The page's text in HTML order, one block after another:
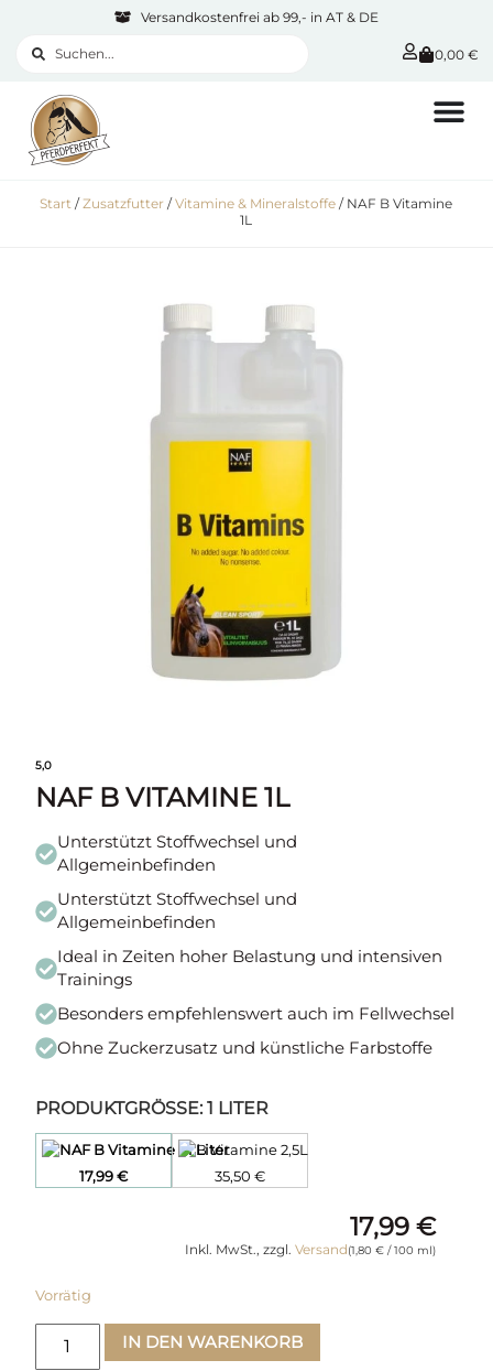
Versandkostenfrei ab 99,- in AT & DE
0,00 €
Start /Zusatzfutter /Vitamine & Mineralstoffe / NAF B Vitamine
1L
5,0
NAF B VITAMINE 1L
Unterstützt Stoffwechsel und
Allgemeinbefinden
Unterstützt Stoffwechsel und
Allgemeinbefinden
Ideal in Zeiten hoher Belastung und intensiven
Trainings
Besonders empfehlenswert auch im Fellwechsel
Ohne Zuckerzusatz und künstliche Farbstoffe
PRODUKTGRÖSSE : 1 LITER
17,99€ 35,50 €
17,99 €
Inkl. MwSt., zzgl. Versand(1,80 €/ 100 ml)
Vorrätig
IN DEN WARENKORB